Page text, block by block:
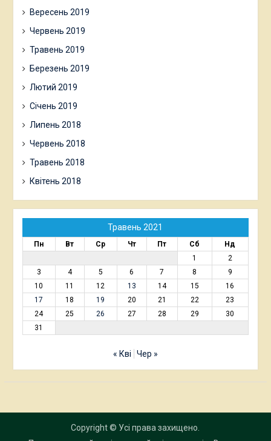
Вересень 2019
Червень 2019
Травень 2019
Березень 2019
Лютий 2019
Січень 2019
Липень 2018
Червень 2018
Травень 2018
Квітень 2018
Травень 2021
Пн Вт Ср Чт Пт Сб
Нд
1
2
3
4 5 6 7 8
9
10
11 12 13 14 15
16
17
18 19 20 21 22
23
24
25 26 27 28 29
30
31
« Кві Чер »
Copyright © Усі права захищено.